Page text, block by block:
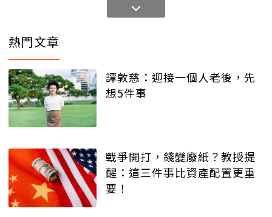
熱門文章
譚敦慈：迎接一個人老後，先
想5件事
戰爭開打，錢變廢紙？教授提
醒：這三件事比資產配置更重
要！